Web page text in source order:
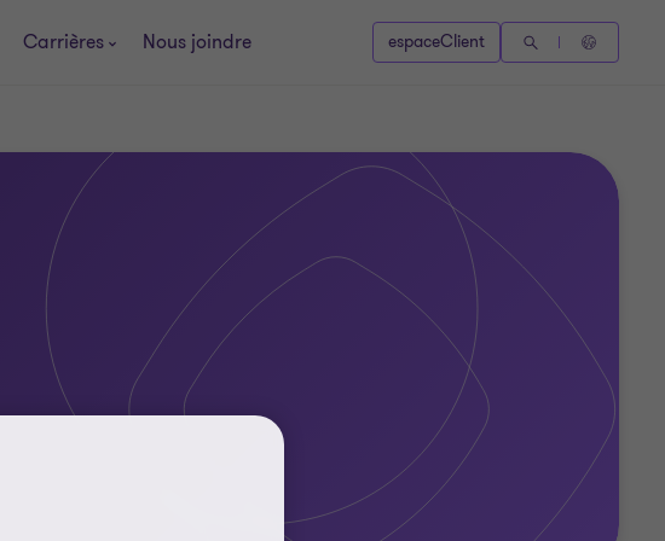
Carrières Nous joindre espaceClient